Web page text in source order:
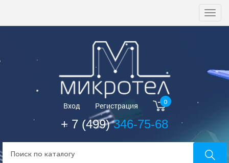
Вход Регистрация 0
+ 7 (499)346-75-68